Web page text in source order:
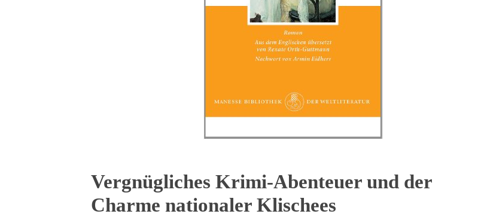
Vergnügliches Krimi-Abenteuer und der
Charme nationaler Klischees